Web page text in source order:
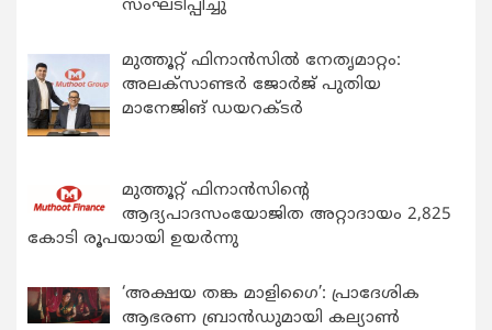
സംഘടിപ്പിച്ചു
മുത്തൂറ്റ് ഫിനാൻസിൽ നേതൃമാറ്റം:
അലക്സാണ്ടർ ജോർജ് പുതിയ
മാനേജിങ് ഡയറക്ടർ
മുത്തൂറ്റ് ഫിനാൻസിന്റെ
ആദ്യപാദസംയോജിത അറ്റാദായം 2,825
കോടി രൂപയായി ഉയർന്നു
‘അക്ഷയ തങ്ക മാളിഗൈ’: പ്രാദേശിക
ആഭരണ ബ്രാന്‍ഡുമായി കല്യാണ്‍